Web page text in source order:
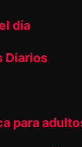
día
Diarios
para